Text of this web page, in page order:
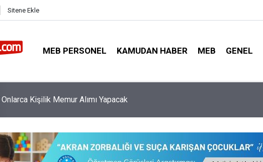
Sitene Ekle
MEB PERSONEL KAMUDAN HABER MEB GENEL
Onlarca Kişilik Memur Alımı Yapacak